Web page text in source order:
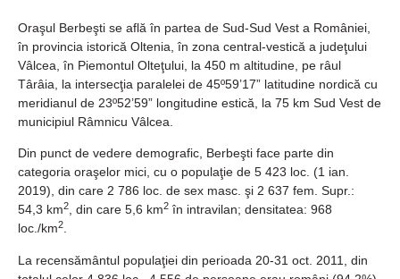
Oraşul Berbeşti se află în partea de Sud-Sud Vest a României,
în provincia istorică Oltenia, în zona central-vestică a judeţului
Vâlcea, în Piemontul Olteţului, la 450 m altitudine, pe râul
Târâia, la intersecţia paralelei de 45º59’17” latitudine nordică cu
meridianul de 23º52’59” longitudine estică, la 75 km Sud Vest de
municipiul Râmnicu Vâlcea.
Din punct de vedere demografic, Berbeşti face parte din
categoria oraşelor mici, cu o populaţie de 5 423 loc. (1 ian.
2019), din care 2 786 loc. de sex masc. şi 2 637 fem. Supr.:
54,3 km2, din care 5,6 km2 în intravilan; densitatea: 968
loc./km2.
La recensământul populaţiei din perioada 20-31 oct. 2011, din